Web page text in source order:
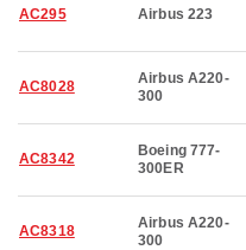
AC295 Airbus 223
AC8028
Airbus A220-
300
AC8342
Boeing 777-
300ER
AC8318
Airbus A220-
300